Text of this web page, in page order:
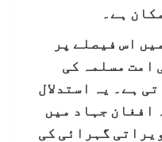
ہے۔
اس فیصلے پر
امت مسلمہ کی
ہے۔ یہ استدلال
افغان جہاد میں
گہرائی کی